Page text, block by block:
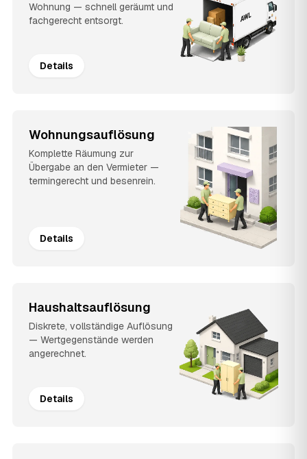
Wohnung — schnell geräumt und
fachgerecht entsorgt.
Details
Wohnungsauflösung
Komplette Räumung zur
Übergabe an den Vermieter —
termingerecht und besenrein.
Details
Haushaltsauflösung
Diskrete, vollständige Auflösung
— Wertgegenstände werden
angerechnet.
Details